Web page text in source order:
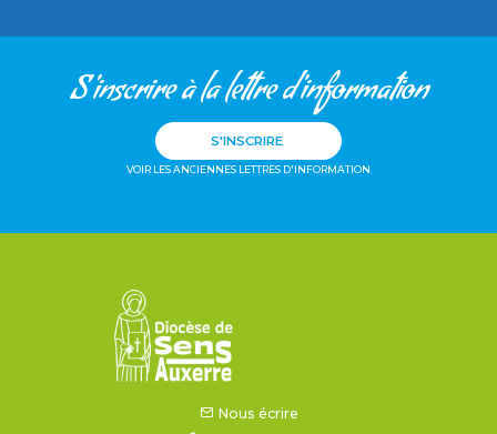
S'inscrire à la lettre d'information
S'INSCRIRE
VOIR LES ANCIENNES LETTRES D'INFORMATION
Nous écrire